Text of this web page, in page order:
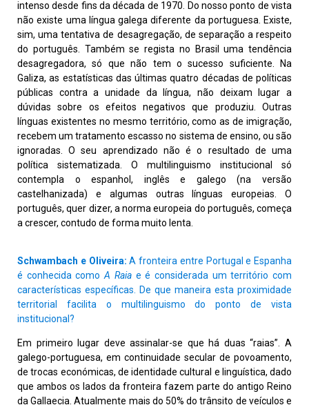
intenso desde fins da década de 1970. Do nosso ponto de vista
não existe uma língua galega diferente da portuguesa. Existe,
sim, uma tentativa de desagregação, de separação a respeito
do português. Também se regista no Brasil uma tendência
desagregadora, só que não tem o sucesso suficiente. Na
Galiza, as estatísticas das últimas quatro décadas de políticas
públicas contra a unidade da língua, não deixam lugar a
dúvidas sobre os efeitos negativos que produziu. Outras
línguas existentes no mesmo território, como as de imigração,
recebem um tratamento escasso no sistema de ensino, ou são
ignoradas. O seu aprendizado não é o resultado de uma
política sistematizada. O multilinguismo institucional só
contempla o espanhol, inglês e galego (na versão
castelhanizada) e algumas outras línguas europeias. O
português, quer dizer, a norma europeia do português, começa
a crescer, contudo de forma muito lenta.
Schwambach e Oliveira: A fronteira entre Portugal e Espanha
é conhecida como A Raiae é considerada um território com
características específicas. De que maneira esta proximidade
territorial facilita o multilinguismo do ponto de vista
institucional?
Em primeiro lugar deve assinalar-se que há duas “raias”. A
galego-portuguesa, em continuidade secular de povoamento,
de trocas económicas, de identidade cultural e linguística, dado
que ambos os lados da fronteira fazem parte do antigo Reino
da Gallaecia. Atualmente mais do 50% do trânsito de veículos e